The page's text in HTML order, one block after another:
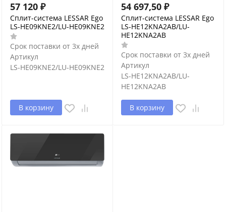
57 120 ₽
Сплит-система LESSAR Ego
LS-HE09KNE2/LU-HE09KNE2
Срок поставки от 3х дней
Артикул
LS-HE09KNE2/LU-HE09KNE2
В корзину
54 697,50 ₽
Сплит-система LESSAR Ego
LS-HE12KNA2AB/LU-
HE12KNA2AB
Срок поставки от 3х дней
Артикул
LS-HE12KNA2AB/LU-
HE12KNA2AB
В корзину